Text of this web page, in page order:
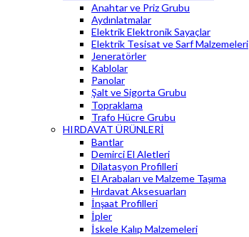
Anahtar ve Priz Grubu
Aydınlatmalar
Elektrik Elektronik Sayaçlar
Elektrik Tesisat ve Sarf Malzemeleri
Jeneratörler
Kablolar
Panolar
Şalt ve Sigorta Grubu
Topraklama
Trafo Hücre Grubu
HIRDAVAT ÜRÜNLERİ
Bantlar
Demirci El Aletleri
Dilatasyon Profilleri
El Arabaları ve Malzeme Taşıma
Hırdavat Aksesuarları
İnşaat Profilleri
İpler
İskele Kalıp Malzemeleri